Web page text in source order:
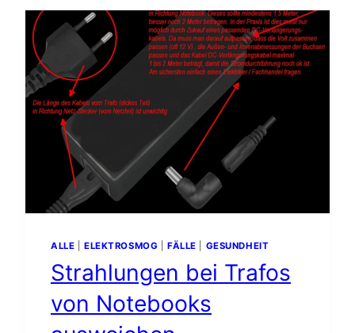
ALLE ELEKTROSMOG FÄLLE GESUNDHEIT
Strahlungen bei Trafos
von Notebooks